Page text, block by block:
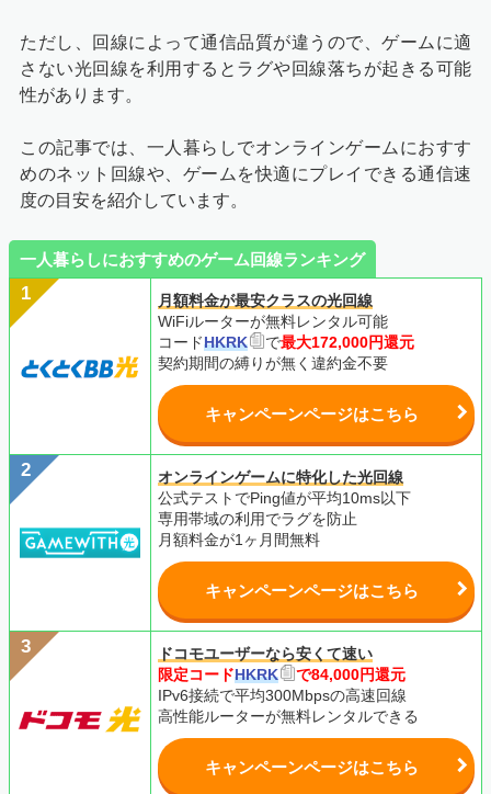
ただし、回線によって通信品質が違うので、ゲームに適
さない光回線を利用するとラグや回線落ちが起きる可能
性があります。
この記事では、一人暮らしでオンラインゲームにおすす
めのネット回線や、ゲームを快適にプレイできる通信速
度の目安を紹介しています。
一人暮らしにおすすめのゲーム回線ランキング
月額料金が最安クラスの光回線
WiFiルーターが無料レンタル可能
コードHKRK で最大172,000円還元
契約期間の縛りが無く違約金不要
キャンペーンページはこちら
オンラインゲームに特化した光回線
公式テストでPing値が平均10ms以下
専用帯域の利用でラグを防止
月額料金が1ヶ月間無料
キャンペーンページはこちら
ドコモユーザーなら安くて速い
限定コードHKRK
で84,000円還元
IPv6接続で平均300Mbpsの高速回線
高性能ルーターが無料レンタルできる
キャンペーンページはこちら